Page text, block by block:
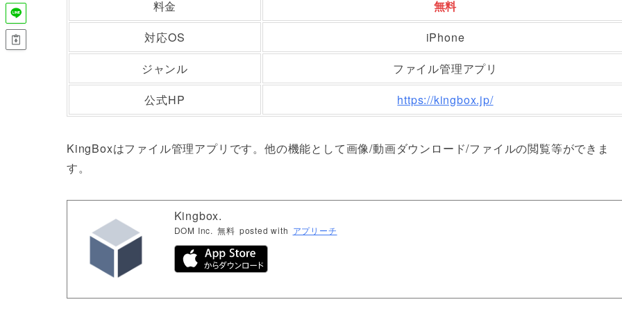
料金
無料
対応OS
iPhone
ジャンル
ファイル管理アプリ
公式HP
https://kingbox.jp/
KingBoxはファイル管理アプリです。他の機能として画像/動画ダウンロード/ファイルの閲覧等ができま
す。
Kingbox.
DOM Inc. 無料 posted with アプリーチ